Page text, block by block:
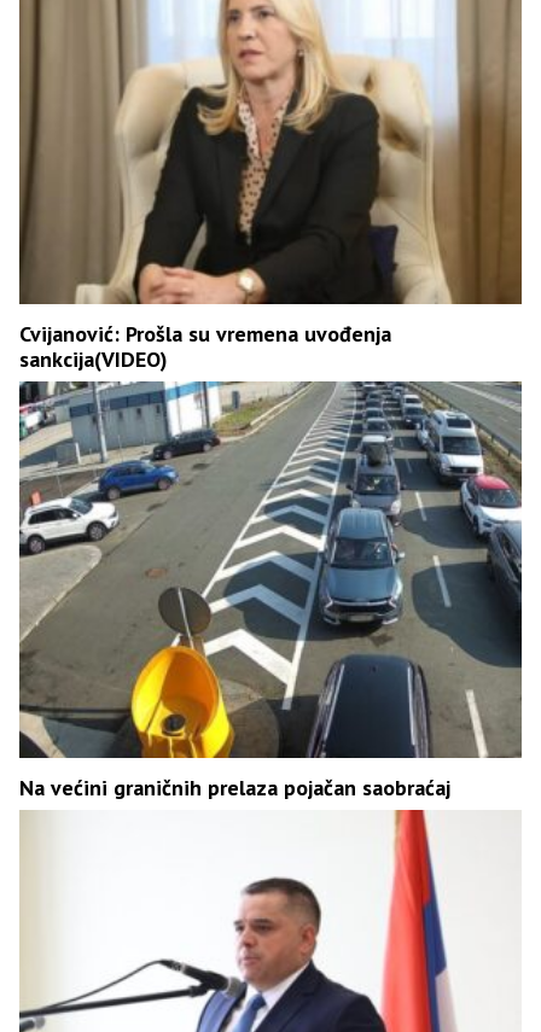
Cvijanović: Prošla su vremena uvođenja
sankcija(VIDEO)
Na većini graničnih prelaza pojačan saobraćaj